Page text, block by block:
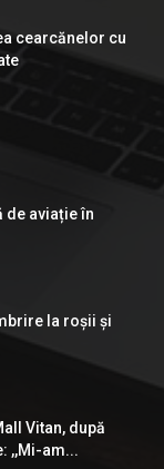
cearcănelor cu
de aviație în
la roşii şi
Vitan, după
,,Mi-am...